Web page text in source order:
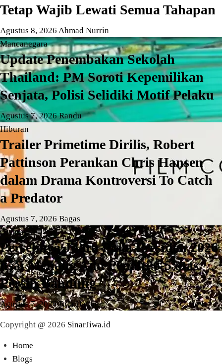
Tetap Wajib Lewati Semua Tahapan
Agustus 8, 2026 Ahmad Nurrin
Mancanegara
Update Penembakan Sekolah
Thailand: PM Soroti Kepemilikan
Senjata, Polisi Selidiki Motif Pelaku
Agustus 7, 2026Randu
Hiburan
Trailer Primetime Dirilis, Robert
Pattinson Perankan Chris Hansen
dalam Drama Kontroversi To Catch
a Predator
Agustus 7, 2026 Bagas
Olahraga
Persebaya Juara Piala Presiden 2026
usai Menang Adu Penalti 6-5 atas
Persib Bandung
Agustus 7, 2026Rifa Hamid
Copyright @ 2026 SinarJiwa.id
Home
Blogs